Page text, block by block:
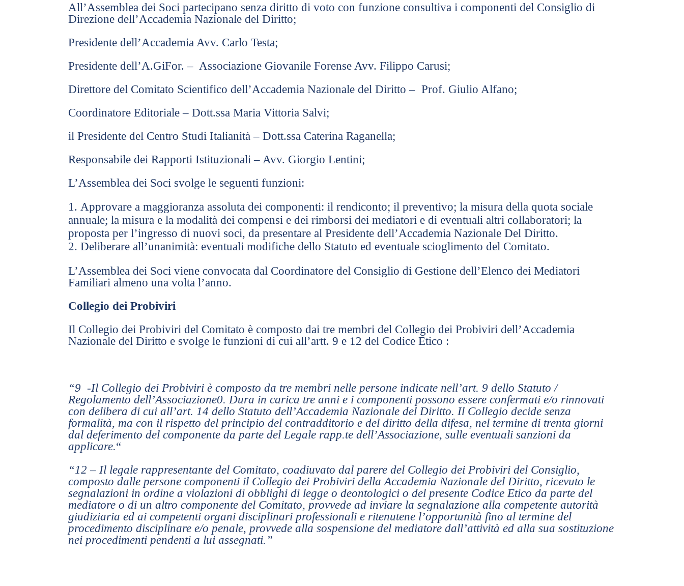
All’Assemblea dei Soci partecipano senza diritto di voto con funzione consultiva i componenti del Consiglio di
Direzione dell’Accademia Nazionale del Diritto;
Presidente dell’Accademia Avv. Carlo Testa;
Presidente dell’A.GiFor. – Associazione Giovanile Forense Avv. Filippo Carusi;
Direttore del Comitato Scientifico dell’Accademia Nazionale del Diritto – Prof. Giulio Alfano;
Coordinatore Editoriale – Dott.ssa Maria Vittoria Salvi;
il Presidente del Centro Studi Italianità – Dott.ssa Caterina Raganella;
Responsabile dei Rapporti Istituzionali – Avv. Giorgio Lentini;
L’Assemblea dei Soci svolge le seguenti funzioni:
Approvare a maggioranza assoluta dei componenti: il rendiconto; il preventivo; la misura della quota sociale
annuale; la misura e la modalità dei compensi e dei rimborsi dei mediatori e di eventuali altri collaboratori; la
proposta per l’ingresso di nuovi soci, da presentare al Presidente dell’Accademia Nazionale Del Diritto.
Deliberare all’unanimità: eventuali modifiche dello Statuto ed eventuale scioglimento del Comitato.
L’Assemblea dei Soci viene convocata dal Coordinatore del Consiglio di Gestione dell’Elenco dei Mediatori
Familiari almeno una volta l’anno.
Collegio dei Probiviri
Il Collegio dei Probiviri del Comitato è composto dai tre membri del Collegio dei Probiviri dell’Accademia
Nazionale del Diritto e svolge le funzioni di cui all’artt. 9 e 12 del Codice Etico :
“9 -Il Collegio dei Probiviri è composto da tre membri nelle persone indicate nell’art. 9 dello Statuto /
Regolamento dell’Associazione0. Dura in carica tre anni e i componenti possono essere confermati e/o rinnovati
con delibera di cui all’art. 14 dello Statuto dell’Accademia Nazionale del Diritto. Il Collegio decide senza
formalità, ma con il rispetto del principio del contradditorio e del diritto della difesa, nel termine di trenta giorni
dal deferimento del componente da parte del Legale rapp.te dell’Associazione, sulle eventuali sanzioni da
applicare.“
“12 – Il legale rappresentante del Comitato, coadiuvato dal parere del Collegio dei Probiviri del Consiglio,
composto dalle persone componenti il Collegio dei Probiviri della Accademia Nazionale del Diritto, ricevuto le
segnalazioni in ordine a violazioni di obblighi di legge o deontologici o del presente Codice Etico da parte del
mediatore o di un altro componente del Comitato, provvede ad inviare la segnalazione alla competente autorità
giudiziaria ed ai competenti organi disciplinari professionali e ritenutene l’opportunità fino al termine del
procedimento disciplinare e/o penale, provvede alla sospensione del mediatore dall’attività ed alla sua sostituzione
nei procedimenti pendenti a lui assegnati.”